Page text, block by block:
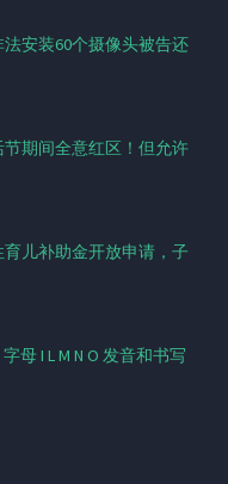
安装60个摄像头被告还
期间全意红区！但允许
儿补助金开放申请，子
母 I L M N O 发音和书写